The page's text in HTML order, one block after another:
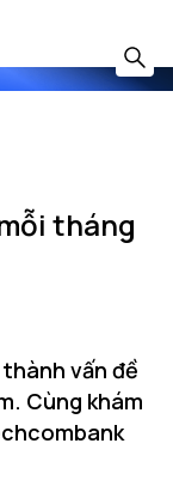
tháng
vấn đề
Cùng khám